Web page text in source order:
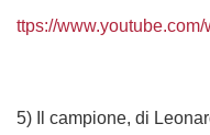
ttps://
5) Il campione, di